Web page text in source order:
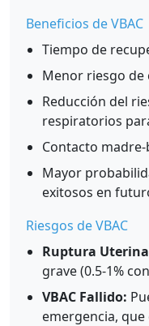
Beneficios de VBAC
Tiempo de
Menor riesgo de
Reducción del
respiratorios
Contacto
Mayor
exitosos en
Riesgos de VBAC
Ruptura
grave (0.5-1%
VBAC Fallido:
emergencia,